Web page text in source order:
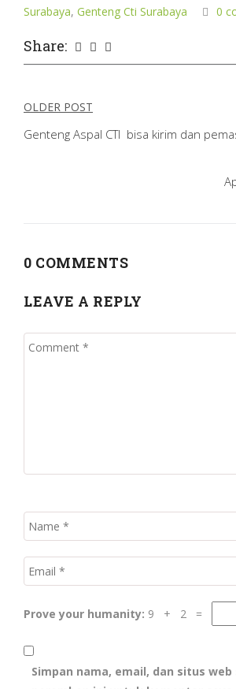
Surabaya, Genteng Cti Surabaya 0
Share:
Navigasi
pos
OLDER POST
Genteng Aspal CTI bisa kirim dan
0 COMMENTS
LEAVE A REPLY
Prove your humanity: 9 + 2 =
Simpan nama, email, dan situs web